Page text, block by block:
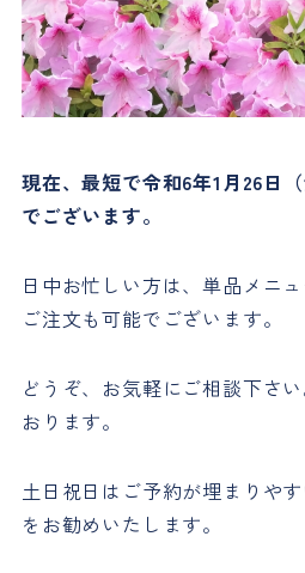
現在、最短で令和6年1月26日
でございます。
日中お忙しい方は、単品メニ
ご注文も可能でございます。
どうぞ、お気軽にご相談下さ
おります。
土日祝日はご予約が埋まりや
をお勧めいたします。